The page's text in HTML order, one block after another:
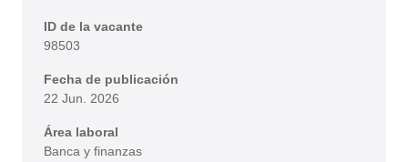
ID de la vacante
98503
Fecha de publicación
22 Jun. 2026
Área laboral
Banca y finanzas